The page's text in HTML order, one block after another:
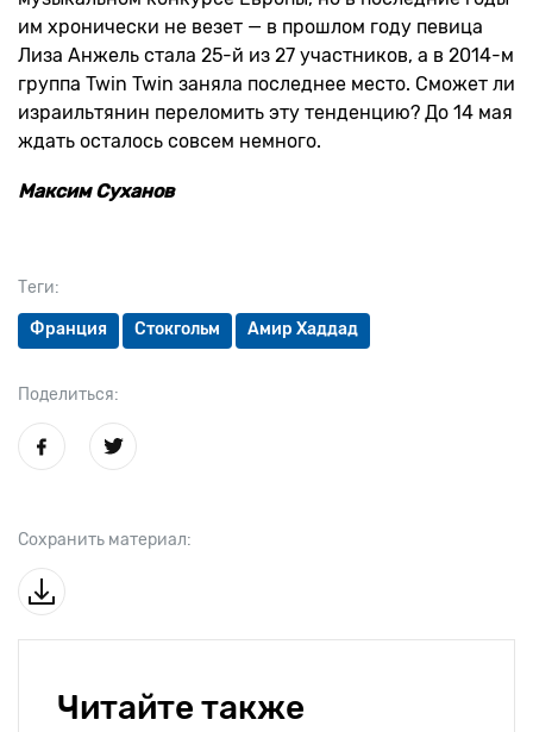
Теги:
Франция Стокгольм Амир Хаддад
Поделиться:
Сохранить материал:
им хронически не везет — в прошлом году певица
Лиза Анжель стала 25-й из 27 участников, а в 2014-м
группа Twin Twin заняла последнее место. Сможет ли
израильтянин переломить эту тенденцию? До 14 мая
ждать осталось совсем немного.
Максим Суханов
Читайте также